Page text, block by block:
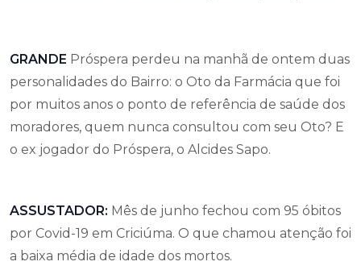
GRANDE Próspera perdeu na manhã de ontem duas
personalidades do Bairro: o Oto da Farmácia que foi
por muitos anos o ponto de referência de saúde dos
moradores, quem nunca consultou com seu Oto? E
o ex jogador do Próspera, o Alcides Sapo.
ASSUSTADOR: Mês de junho fechou com 95 óbitos
por Covid-19 em Criciúma. O que chamou atenção foi
a baixa média de idade dos mortos.